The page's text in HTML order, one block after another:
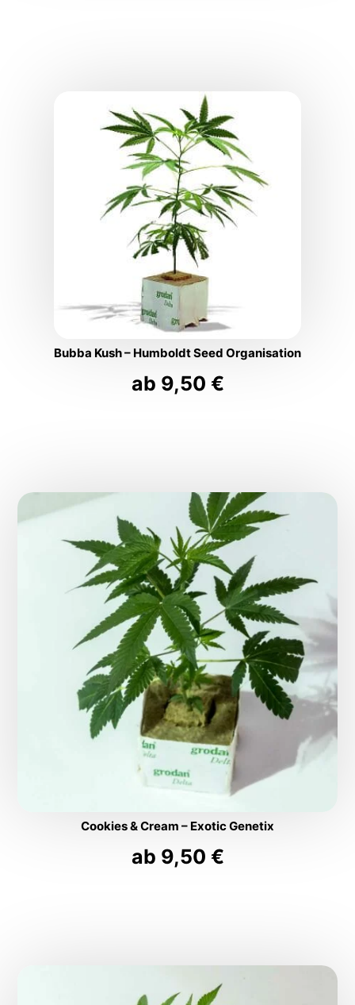
Bubba Kush – Humboldt Seed Organisation
ab 9,50 €
Cookies & Cream – Exotic Genetix
ab 9,50 €